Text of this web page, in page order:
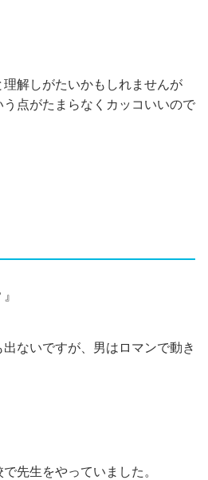
解しがたいかもしれませんが
う点がたまらなくカッコいいので
ないですが、男はロマンで動き
先生をやっていました。